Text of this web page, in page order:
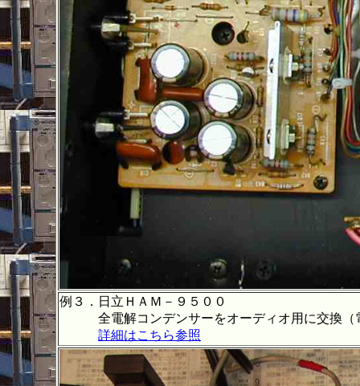
例３．日立ＨＡＭ－９５００
全電解コンデンサーをオーディオ用に交換（電
詳細はこちら参照